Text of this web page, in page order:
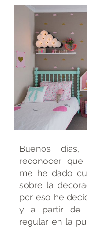
Buenos
reconocer
me he dado
sobre la
por eso he
y a partir de
regular en la